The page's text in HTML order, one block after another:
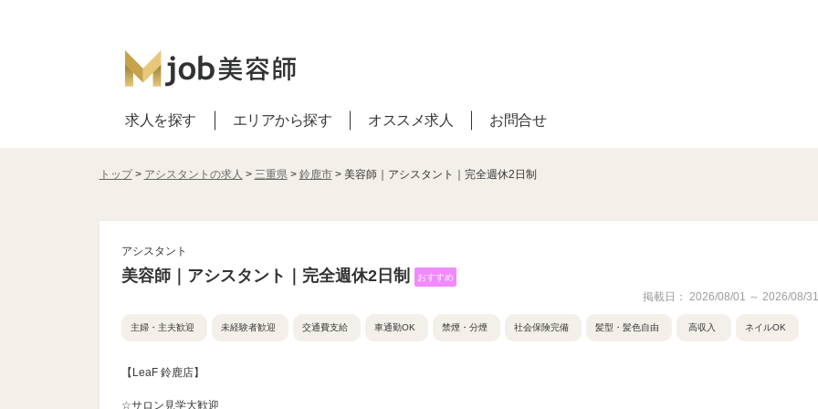
求人を探す エリアから探す オススメ求人 お問合せ
トップ> アシスタントの求人 > 三重県> 鈴鹿市> 美容師｜アシスタント｜完全週休2日制
アシスタント
美容師｜アシスタント｜完全週休2日制 おすすめ
掲載日： 2026/08/01 ～ 2026/08/31
主婦・主夫歓迎 未経験者歓迎 交通費支給 車通勤OK 禁煙・分煙 社会保険完備 髪型・髪色自由 高収入 ネイルOK
【LeaF 鈴鹿店】
☆サロン見学大歓迎